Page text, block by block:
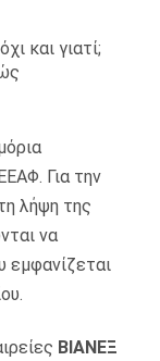
και γιατί;
Για την
λήψη της
να
ΒΙΑΝΕΞ